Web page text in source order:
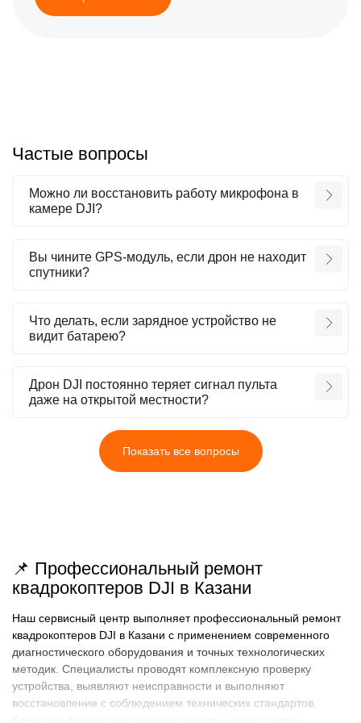
Частые вопросы
Можно ли восстановить работу микрофона в
камере DJI?
Вы чините GPS-модуль, если дрон не находит
спутники?
Что делать, если зарядное устройство не
видит батарею?
Дрон DJI постоянно теряет сигнал пульта
даже на открытой местности?
Показать все вопросы
📌 Профессиональный ремонт
квадрокоптеров DJI в Казани
Наш сервисный центр выполняет профессиональный ремонт
квадрокоптеров DJI в Казани с применением современного
диагностического оборудования и точных технологических
методик. Специалисты проводят комплексную проверку
устройства, выявляют неисправности и выполняют
восстановление с соблюдением технических стандартов.